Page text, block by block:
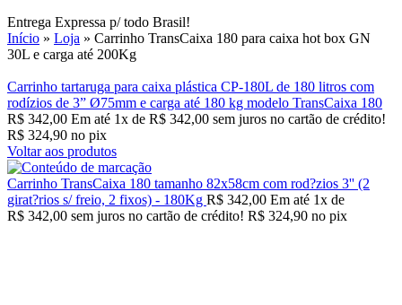
Entrega Expressa p/ todo Brasil!
Início » Loja » Carrinho TransCaixa 180 para caixa hot box GN
30L e carga até 200Kg
Carrinho tartaruga para caixa plástica CP-180L de 180 litros com
rodízios de 3” Ø75mm e carga até 180 kg modelo TransCaixa 180
R$ 342,00 Em até 1x de R$ 342,00 sem juros no cartão de crédito!
R$ 324,90 no pix
Voltar aos produtos
Carrinho TransCaixa 180 tamanho 82x58cm com rod?zios 3'' (2
girat?rios s/ freio, 2 fixos) - 180Kg R$ 342,00 Em até 1x de
R$ 342,00 sem juros no cartão de crédito! R$ 324,90 no pix